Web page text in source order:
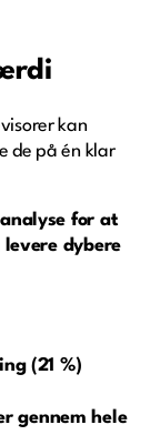
kan
de på én klar
for at
dybere
(21 %)
gennem hele